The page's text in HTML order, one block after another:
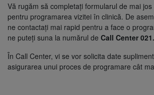
Vă rugăm să completați formularul de mai
pentru programarea vizitei în clinică. De
ne contactați mai rapid pentru a face o
ne puteți suna la numărul de Call Center
În Call Center, vi se vor solicita date
asigurarea unui proces de programare cât